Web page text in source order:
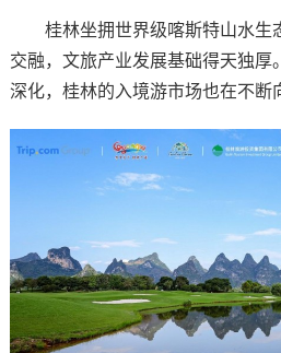
桂林坐拥世界级喀斯特山水生
交融，文旅产业发展基础得天独厚
深化，桂林的入境游市场也在不断